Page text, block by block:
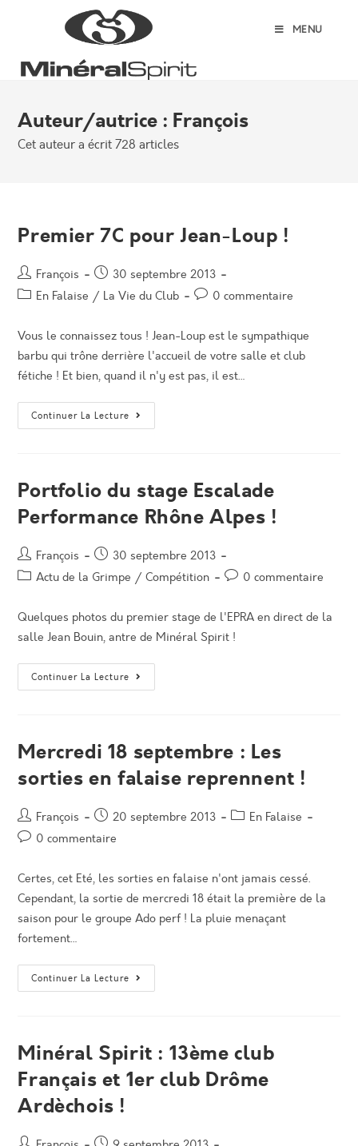
MENU
Auteur/autrice : François
Cet auteur a écrit 728 articles
Premier 7C pour Jean-Loup !
Auteur/autrice
de
François
Post
published:
30 septembre 2013
PostEn Falaise / La Vie du Club
Post0 commentaire
Vous le connaissez tous ! Jean-Loup est le sympathique
barbu qui trône derrière l'accueil de votre salle et club
fétiche ! Et bien, quand il n'y est pas, il est…
Continuer La Lecture Premier
7C
Portfolio du stage Escalade
Performance Rhône Alpes !
Auteur/autrice
de
François
Post
published:
30 septembre 2013
PostActu de la Grimpe / Compétition
Post0 commentaire
Quelques photos du premier stage de l'EPRA en direct de la
salle Jean Bouin, antre de Minéral Spirit !
Continuer La Lecture Portfolio
Du
Mercredi 18 septembre : Les
sorties en falaise reprennent !
Auteur/autrice
de
François
Post
published:
20 septembre 2013
PostEn Falaise
Post0 commentaire
Certes, cet Eté, les sorties en falaise n'ont jamais cessé.
Cependant, la sortie de mercredi 18 était la première de la
saison pour le groupe Ado perf ! La pluie menaçant
fortement…
Continuer La Lecture Mercredi
18
En
Falaise
!
Minéral Spirit : 13ème club
Français et 1er club Drôme
Ardèchois !